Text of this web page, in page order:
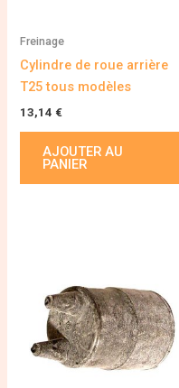
Freinage
Cylindre de roue arrière
T25 tous modèles
13,14 €
AJOUTER AU
PANIER